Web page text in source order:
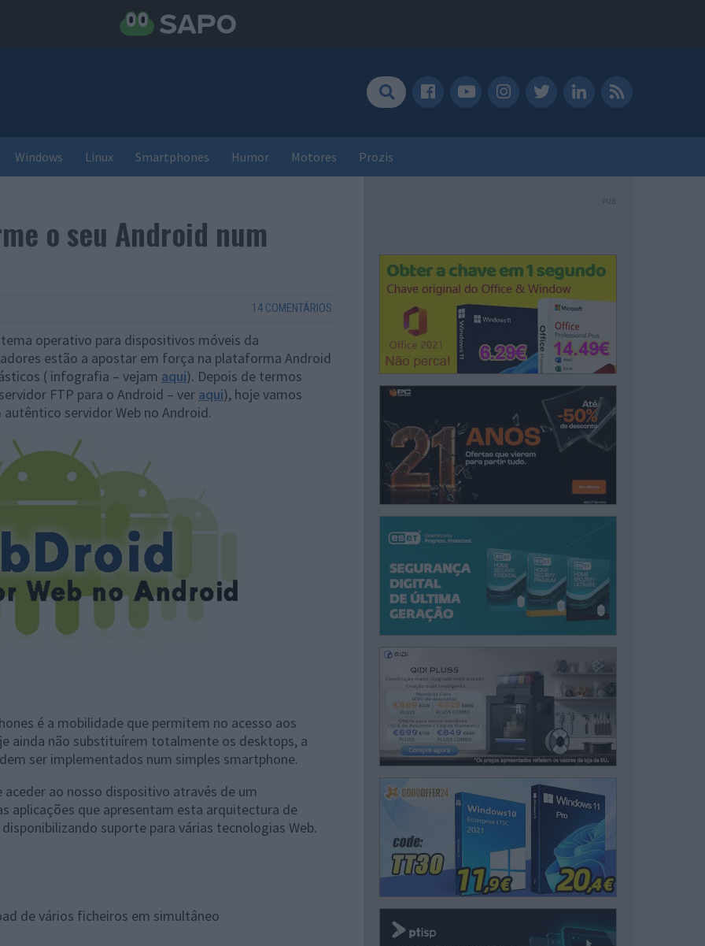
Windows Linux Smartphones Humor Motores Prozis
o seu Android num
14 COMENTÁRIOS
operativo para dispositivos móveis da
estão a apostar em força na plataforma Android
( infografia – vejam aqui). Depois de termos
FTP para o Android – ver aqui), hoje vamos
servidor Web no Android.
é a mobilidade que permitem no acesso aos
ainda não substituírem totalmente os desktops, a
ser implementados num simples smartphone.
ao nosso dispositivo através de um
aplicações que apresentam esta arquitectura de
suporte para várias tecnologias Web.
de vários ficheiros em simultâneo
PUB